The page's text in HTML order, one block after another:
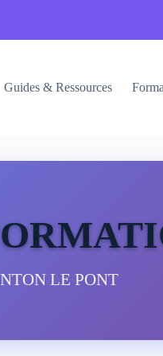
Guides & Ressources
LE PONT